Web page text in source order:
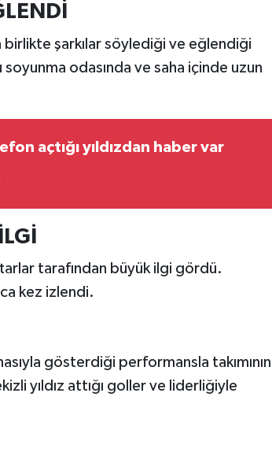
birlikte şarkılar söylediği ve eğlendiği
odasında ve saha içinde uzun
açtığı yıldızdan haber var
tarafından büyük ilgi gördü.
kez izlendi.
gösterdiği performansla takımının
yıldız attığı goller ve liderliğiyle